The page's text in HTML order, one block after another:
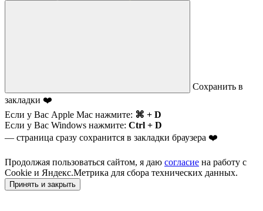
Сохранить в
закладки ❤️
Если у Вас Apple Mac нажмите: ⌘ + D
Если у Вас Windows нажмите: Ctrl + D
— страница сразу сохранится в закладки браузера ❤️
Продолжая пользоваться сайтом, я даю согласие на работу с
Cookie и Яндекс.Метрика для сбора технических данных.
Принять и закрыть